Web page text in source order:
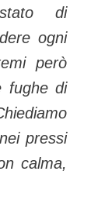
di
ogni
però
fughe di
pressi
calma,